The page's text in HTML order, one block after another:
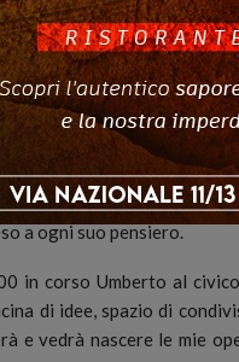
è un A3 su carta
per poi aumentarne la
scelto: tela, Pvc,
strumento d’arte,
del suo pensiero, del suo
mano, appare
a ogni suo pensiero.
in corso Umberto al
di idee, spazio di
e vedrà nascere le mie